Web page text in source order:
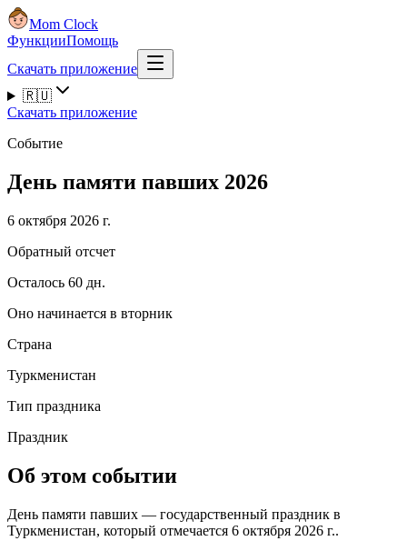
Mom Clock
ФункцииПомощь
Скачать приложение
🇷🇺
Скачать приложение
Событие
День памяти павших 2026
6 октября 2026 г.
Обратный отсчет
Осталось 60 дн.
Оно начинается в вторник
Страна
Туркменистан
Тип праздника
Праздник
Об этом событии
День памяти павших — государственный праздник в
Туркменистан, который отмечается 6 октября 2026 г..